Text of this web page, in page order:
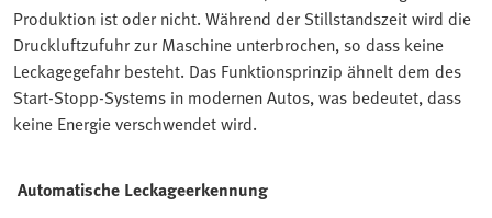
Produktion ist oder nicht. Während der Stillstandszeit wird die
Druckluftzufuhr zur Maschine unterbrochen, so dass keine
Leckagegefahr besteht. Das Funktionsprinzip ähnelt dem des
Start-Stopp-Systems in modernen Autos, was bedeutet, dass
keine Energie verschwendet wird.
Automatische Leckageerkennung